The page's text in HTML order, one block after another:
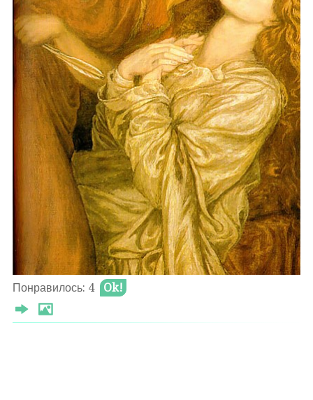
Оставлять комментарии могут только
авторизированныепользователи
Понравилось: 4 Ok!